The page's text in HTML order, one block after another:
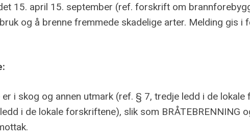
15. april 15. september (ref. forskrift om
og å brenne fremmede skadelige arter. Melding gis i
i skog og annen utmark (ref. § 7, tredje ledd i de
i de lokale forskriftene), slik som BRÅTEBRENNING